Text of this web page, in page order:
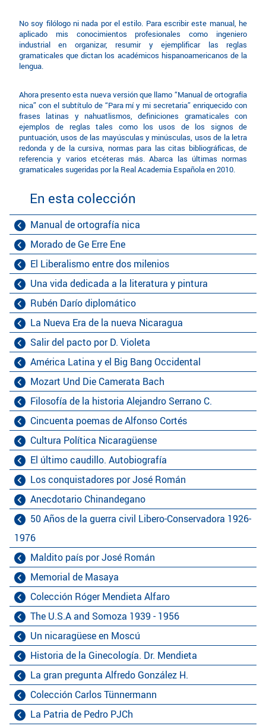
No soy filólogo ni nada por el estilo. Para escribir este manual, he
aplicado mis conocimientos profesionales como ingeniero
industrial en organizar, resumir y ejemplificar las reglas
gramaticales que dictan los académicos hispanoamericanos de la
lengua.
Ahora presento esta nueva versión que llamo “Manual de ortografía
nica” con el subtítulo de “Para mí y mi secretaria” enriquecido con
frases latinas y nahuatlismos, definiciones gramaticales con
ejemplos de reglas tales como los usos de los signos de
puntuación, usos de las mayúsculas y minúsculas, usos de la letra
redonda y de la cursiva, normas para las citas bibliográficas, de
referencia y varios etcéteras más. Abarca las últimas normas
gramaticales sugeridas por la Real Academia Española en 2010.
En esta colección
Manual de ortografía nica
Morado de Ge Erre Ene
El Liberalismo entre dos milenios
Una vida dedicada a la literatura y pintura
Rubén Darío diplomático
La Nueva Era de la nueva Nicaragua
Salir del pacto por D. Violeta
América Latina y el Big Bang Occidental
Mozart Und Die Camerata Bach
Filosofía de la historia Alejandro Serrano C.
Cincuenta poemas de Alfonso Cortés
Cultura Política Nicaragüense
El último caudillo. Autobiografía
Los conquistadores por José Román
Anecdotario Chinandegano
50 Años de la guerra civil Libero-Conservadora 1926-
1976
Maldito país por José Román
Memorial de Masaya
Colección Róger Mendieta Alfaro
The U.S.A and Somoza 1939 - 1956
Un nicaragüese en Moscú
Historia de la Ginecología. Dr. Mendieta
La gran pregunta Alfredo González H.
Colección Carlos Tünnermann
La Patria de Pedro PJCh